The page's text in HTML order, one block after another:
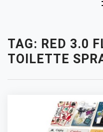
TAG: RED 3.0
TOILETTE